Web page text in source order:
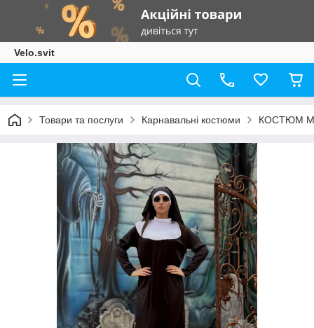
Velo.svit
Товари та послуги Карнавальні костюми КОСТЮМ